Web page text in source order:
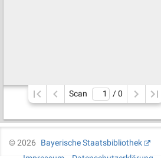
Scan / 0
©2026
Bayerische Staatsbibliothek